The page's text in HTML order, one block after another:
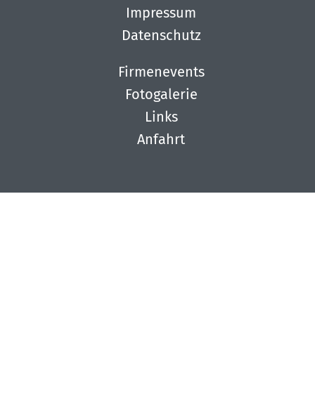
Impressum
Datenschutz
Firmenevents
Fotogalerie
Links
Anfahrt